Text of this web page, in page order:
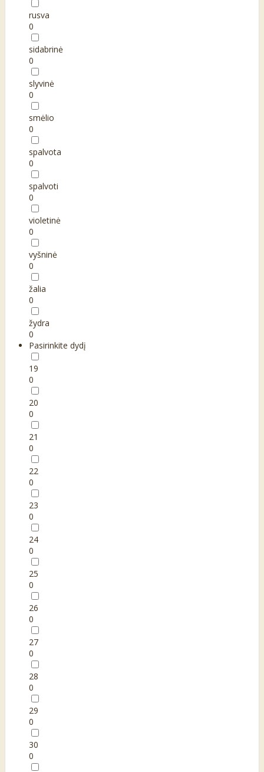
rusva
0
sidabrinė
0
slyvinė
0
smėlio
0
spalvota
0
spalvoti
0
violetinė
0
vyšninė
0
žalia
0
žydra
0
Pasirinkite dydį
19
0
20
0
21
0
22
0
23
0
24
0
25
0
26
0
27
0
28
0
29
0
30
0